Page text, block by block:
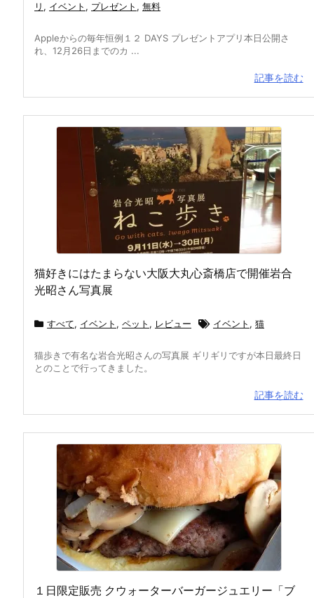
リ , イベント , プレゼント , 無料
Appleからの毎年恒例１２ DAYS プレゼントアプリ本日公開さ
れ、12月26日までのカ ...
記事を読む
猫好きにはたまらない大阪大丸心斎橋店で開催岩合
光昭さん写真展
すべて, イベント , ペット , レビュー イベント , 猫
猫歩きで有名な岩合光昭さんの写真展 ギリギリですが本日最終日
とのことで行ってきました。
記事を読む
１日限定販売 クウォーターバーガージュエリー「ブ